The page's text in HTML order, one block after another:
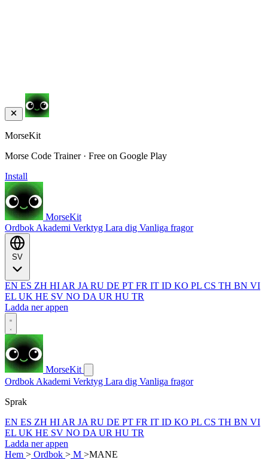
MorseKit
Morse Code Trainer · Free on Google Play
Install
MorseKit
Ordbok Akademi Verktyg Lara dig Vanliga fragor
EN ES ZH HI AR JA RU DE PT FR IT ID KO PL CS TH BN VI
EL UK HE SV NO DA UR HU TR
Ladda ner appen
MorseKit
Ordbok Akademi Verktyg Lara dig Vanliga fragor
Sprak
EN ES ZH HI AR JA RU DE PT FR IT ID KO PL CS TH BN VI
EL UK HE SV NO DA UR HU TR
Ladda ner appen
Hem > Ordbok > M >MANE